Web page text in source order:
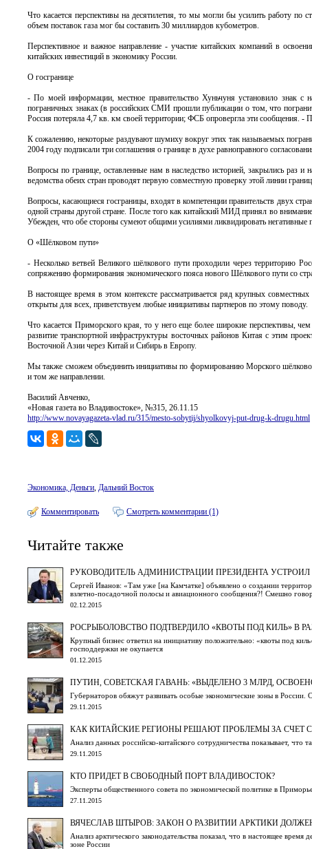
Что касается перспективы на десятилетия, то мы могли бы усилить работу по
объем поставок газа мог бы составить 30 миллиардов кубометров.
Перспективное и важное направление - участие китайских компаний в
китайских инвестиций в экономику России.
О госгранице
- По моей информации, местное правительство Хуньчуня установило знак с
пограничных знаках (в российских СМИ прошли публикации о том, что
Россия потеряла 4,7 кв. км своей территории; ФСБ опровергла эти сообщения. -
К сожалению, некоторые раздувают шумиху вокруг этих так называемых
2004 году подписали три соглашения о границе в духе равноправного
Вопросы по границе, оставленные нам в наследство историей, закрылись раз
ведомства обеих стран проводят первую совместную проверку этой линии
Вопросы, касающиеся госграницы, входят в компетенции правительств двух
одной страны другой стране. После того как китайский МИД принял во
Убежден, что обе стороны сумеют общими усилиями ликвидировать негативные
О «Шёлковом пути»
- Несколько ветвей Великого шёлкового пути проходили через территорию
сопряжению формирования экономического пояса нового Шёлкового пути со
В настоящее время в этом контексте рассматривается ряд крупных
открыты для всех, приветствуем любые инициативы партнеров по этому поводу.
Что касается Приморского края, то у него еще более широкие перспективы,
развитие транспортной инфраструктуры восточных районов Китая с этим
Восточной Азии через Китай и Сибирь в Европу.
Мы также сможем объединить инициативы по формированию Морского
и том же направлении.
Василий Авченко,
«Новая газета во Владивостоке», №315, 26.11.15
http://www.novayagazeta-vlad.ru/315/mesto-sobytij/shyolkovyj-put-drug-k-drugu.html
Экономика, Деньги, Дальний Восток
Комментировать Смотреть комментарии (1)
Читайте также
РУКОВОДИТЕЛЬ АДМИНИСТРАЦИИ ПРЕЗИДЕНТА
Сергей Иванов: «Там уже [на Камчатке] объявлено о создании
взлетно-посадочной полосы и авиационного сообщения?! Смешно
02.12.2015
РОСРЫБОЛОВСТВО ПОДТВЕРДИЛО «КВОТЫ ПОД КИЛЬ» В
Крупный бизнес ответил на инициативу положительно: «квоты под
господдержки не окупается
01.12.2015
ПУТИН, СОВЕТСКАЯ ГАВАНЬ: «ВЫДЕЛЕНО 3 МЛРД,
Губернаторов обяжут развивать особые экономические зоны в России.
29.11.2015
КАК КИТАЙСКИЕ РЕГИОНЫ РЕШАЮТ ПРОБЛЕМЫ ЗА СЧЕТ
Анализ данных российско-китайского сотрудничества показывает,
29.11.2015
КТО ПРИДЕТ В СВОБОДНЫЙ ПОРТ ВЛАДИВОСТОК?
Эксперты общественного совета по экономической политике в
27.11.2015
ВЯЧЕСЛАВ ШТЫРОВ: ЗАКОН О РАЗВИТИИ АРКТИКИ
Анализ арктического законодательства показал, что в настоящее
зоне России